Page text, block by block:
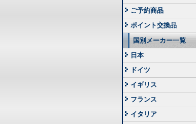
ご予約商品
ポイント交換品
国別メーカー一覧
日本
ドイツ
イギリス
フランス
イタリア